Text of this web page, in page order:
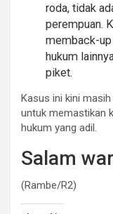
roda, tidak
perempuan.
memback-
hukum
piket.
Kasus ini kini
untuk memastikan
hukum yang adil.
Salam
(Rambe/R2)